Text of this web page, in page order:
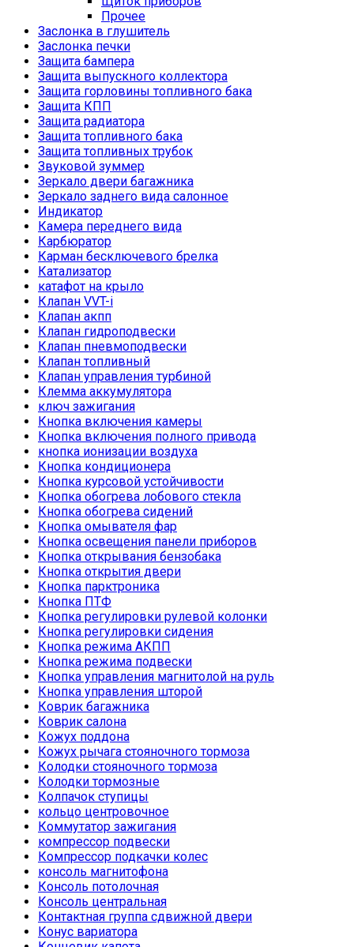
Прочее
Заслонка в глушитель
Заслонка печки
Защита бампера
Защита выпускного коллектора
Защита горловины топливного бака
Защита КПП
Защита радиатора
Защита топливного бака
Защита топливных трубок
Звуковой зуммер
Зеркало двери багажника
Зеркало заднего вида салонное
Индикатор
Камера переднего вида
Карбюратор
Карман бесключевого брелка
Катализатор
катафот на крыло
Клапан VVT-i
Клапан акпп
Клапан гидроподвески
Клапан пневмоподвески
Клапан топливный
Клапан управления турбиной
Клемма аккумулятора
ключ зажигания
Кнопка включения камеры
Кнопка включения полного привода
кнопка ионизации воздуха
Кнопка кондиционера
Кнопка курсовой устойчивости
Кнопка обогрева лобового стекла
Кнопка обогрева сидений
Кнопка омывателя фар
Кнопка освещения панели приборов
Кнопка открывания бензобака
Кнопка открытия двери
Кнопка парктроника
Кнопка ПТФ
Кнопка регулировки рулевой колонки
Кнопка регулировки сидения
Кнопка режима АКПП
Кнопка режима подвески
Кнопка управления магнитолой на руль
Кнопка управления шторой
Коврик багажника
Коврик салона
Кожух поддона
Кожух рычага стояночного тормоза
Колодки стояночного тормоза
Колодки тормозные
Колпачок ступицы
кольцо центровочное
Коммутатор зажигания
компрессор подвески
Компрессор подкачки колес
консоль магнитофона
Консоль потолочная
Консоль центральная
Контактная группа сдвижной двери
Конус вариатора